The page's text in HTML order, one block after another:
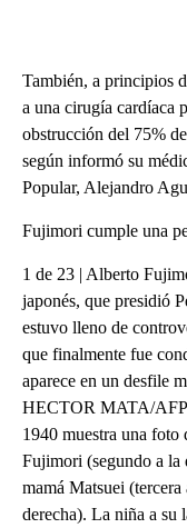
También, a principios
a una cirugía cardíaca
obstrucción del 75%
según informó su
Popular, Alejandro
Fujimori cumple una
1 de 23 | Alberto Fujimori es un político peruano, de origen japonés, que presidió Perú entre 1990 y 2000. Su gobierno estuvo lleno de controversias y acusaciones de crímenes, por las que finalmente fue condenado a 25 años de prisión. En esta foto aparece en un desfile militar en Lima en julio de 1991. (Crédito: HECTOR MATA/AFP via Getty Images) 2 de 23 | Esta foto de 1940 muestra una foto de la familia del expresidente Alberto Fujimori (segundo a la derecha) cuando él era un bebé junto a su mamá Matsuei (tercera a la izquierda), su hermana Rosa (a la derecha). La niña a su lado derecho no está identificada. Los padres de Fujimori emigraron a Perú en 1934, 35 años después de la llegada de los primeros inmigrantes japoneses a Perú. (Crédito: JAIME RAZURI/AFP via Getty Images) 3 de 23 | Fujimori fue elegido presidente de Perú en 1990. Recibió el país sumido en un caos económico. En sus primeros años de gobierno y tras una reforma económica, el llamado “Fuji-shock” allanó el camino para la recuperación y crecimiento económicos. (Crédito: DANTE ZEGARRA/AFP via Getty Images) 4 de 23 | Conocido como “El Chino” por sus orígenes japoneses, Fujimori tuvo un estilo autoritario durante sus gobiernos. Tanto así que disolvió el Congreso en 1992, una acción que fue condenada por la comunidad internacional, pero bien recibida por muchos peruanos. En esta foto de 1990, Fujimori es recibido como un héroe con cánticos por personas de su ciudad ancestral Kawachi, en Japón. (Crédito: KAZUHIRO NOGI/AFP via Getty Images) 5 de 23 | Alberto Fujimori fue condenado a 25 años de prisión por asesinato, secuestro y corrupción, además de actos de corrupción cometidos durante su gobierno, entre 1990 y 2000. En esta foto aparece Fujimori en 2007 ante la Corte Suprema de Justicia que lo condenó ese año. (Crédito: JAIME RAZURI/AFP via Getty Images) 6 de 23 | Fujimori impuso medidas para derrotar el terrorismo doméstico que desangró al país por más de una década. Durante su gobierno fue capturado Abimael Guzmán (en esta foto), el líder del grupo guerrillero Sendero Luminoso, responsable por innumerables muertes en el país. (Crédito: HECTOR MATA/AFP via Getty Images) 7 de 23 | En 1997 terminó con una toma de rehenes que duró cuatro meses, por parte del grupo guerrillero Movimiento Revolucionario Tupac Amaru (MRTA), en la residencia del embajador de Japón en Perú. En esta foto aparecen miembros de las fuerzas especiales de Perú sacando a rehenes de la residencia del embajador donde estaban secuestrados. Un rehén, dos soldados y todos los rebeldes de MRTA murieron en la operación. (Crédito: MARIE HIPPENMEYER/AFP via Getty Images) 8 de 23 | Con Fujimori el país quedó dividido: sus seguidores dicen que Fujimori recuperó la economía de Perú y acabó con el terrorismo. Pero sus opositores dicen que el expresidente construyó un régimen autocrático y corrupto, controló los medios de comunicación y violó derechos humanos. En esta foto de archivo aparece